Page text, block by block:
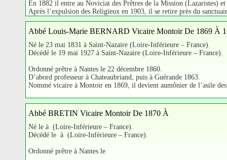
En 1882 il entre au Noviciat des Prêtres de la Mission (Lazaristes)
Après l’expulsion des Religieux en 1903, il se retire près du
Abbé Louis-Marie BERNARD Vicaire Montoir De 1869 À
Né le 23 mai 1831 à Saint-Nazaire (Loire-Inférieure – France).
Décédé le 19 mai 1927 à Saint-Nazaire (Loire-Inférieure – France).
Ordonné prêtre à Nantes le 22 décembre 1860.
D’abord professeur à Chateaubriand, puis à Guérande 1863.
Nommé vicaire à Montoir en 1869, il devient aumônier de l’asile
Abbé BRETIN Vicaire Montoir De 1870 À
Né le à (Loire-Inférieure – France).
Décédé le à (Loire-Inférieure – France).
Ordonné prêtre à Nantes le